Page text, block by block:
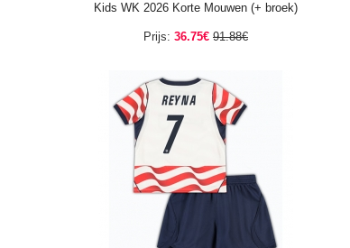
Kids WK 2026 Korte Mouwen (+ broek)
Prijs: 36.75€ 91.88€